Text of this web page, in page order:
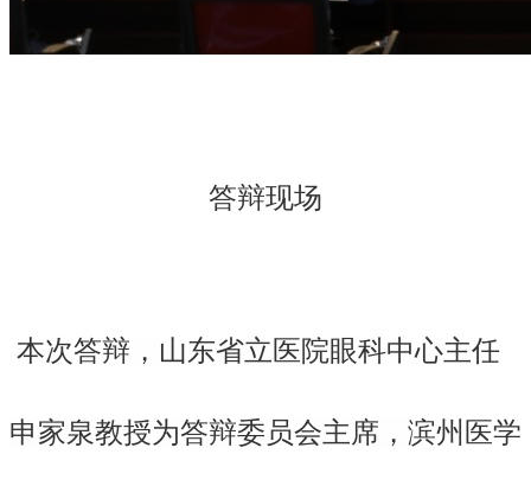
答辩现场
本次答辩，山东省立医院眼科中心主任
申家泉教授为答辩委员会主席， 滨州医学